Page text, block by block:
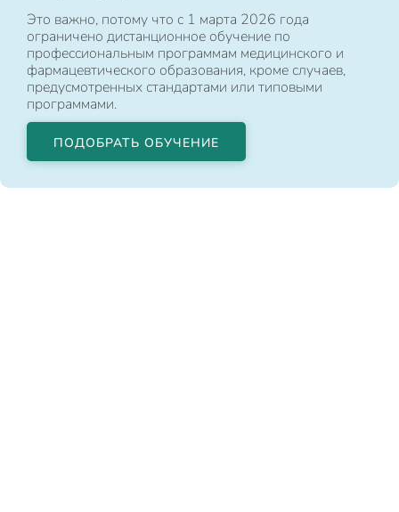
Это важно, потому что с 1 марта 2026 года
ограничено дистанционное обучение по
профессиональным программам медицинского и
фармацевтического образования, кроме случаев,
предусмотренных стандартами или типовыми
программами.
ПОДОБРАТЬ ОБУЧЕНИЕ